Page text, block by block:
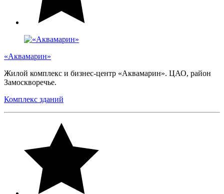
«Аквамарин»
Жилой комплекс и бизнес-центр «Аквамарин». ЦАО, район
Замоскворечье.
Комплекс зданий